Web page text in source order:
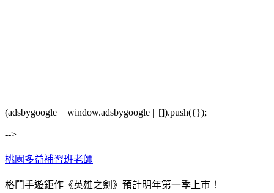
(adsbygoogle = window.adsbygoogle || []).push({});
-->
桃園多益補習班老師
格鬥手遊鉅作《英雄之劍》預計明年第一季上市！